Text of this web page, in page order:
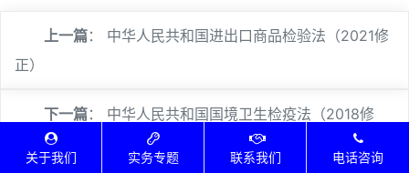
上一篇： 中华人民共和国进出口商品检验法（2021修
正）
下一篇： 中华人民共和国国境卫生检疫法（2018修
关于我们 实务专题 联系我们 电话咨询